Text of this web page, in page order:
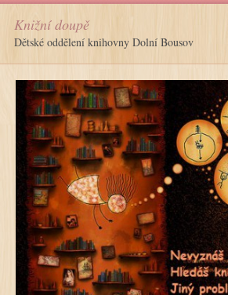
Knižní doupě
Dětské oddělení knihovny Dolní Bousov